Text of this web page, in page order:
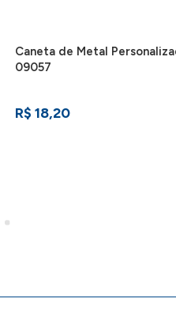
Caneta de Metal
09057
R$ 18,20